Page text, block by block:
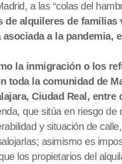
a las “colas del
de alquileres de
a la pandemia,
la inmigración o los
toda la comunidad de
Ciudad Real, entre
que sitúa en riesgo
y situación de
asimismo es
los propietarios del